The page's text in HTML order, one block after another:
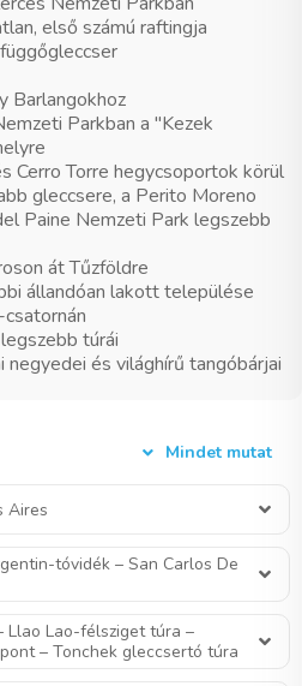
első számú raftingja
Barlangokhoz
Parkban a "Kezek
Cerro Torre hegycsoportok körül
gleccsere, a Perito Moreno
Paine Nemzeti Park legszebb
át Tűzföldre
állandóan lakott települése
túrái
és világhírű tangóbárjai
Mindet mutat
Aires
tóvidék – San Carlos De
Llao Lao-félsziget túra –
– Tonchek gleccsertó túra